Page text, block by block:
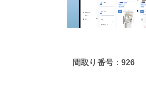
間取り番号：926